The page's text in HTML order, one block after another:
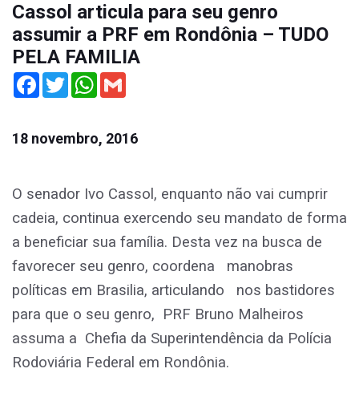
Cassol articula para seu genro
assumir a PRF em Rondônia – TUDO
PELA FAMILIA
Facebook
TwitterWhatsApp
18 novembro, 2016
O senador Ivo Cassol, enquanto não vai cumprir
cadeia, continua exercendo seu mandato de forma
a beneficiar sua família. Desta vez na busca de
favorecer seu genro, coordena manobras
políticas em Brasilia, articulando nos bastidores
para que o seu genro, PRF Bruno Malheiros
assuma a Chefia da Superintendência da Polícia
Rodoviária Federal em Rondônia.